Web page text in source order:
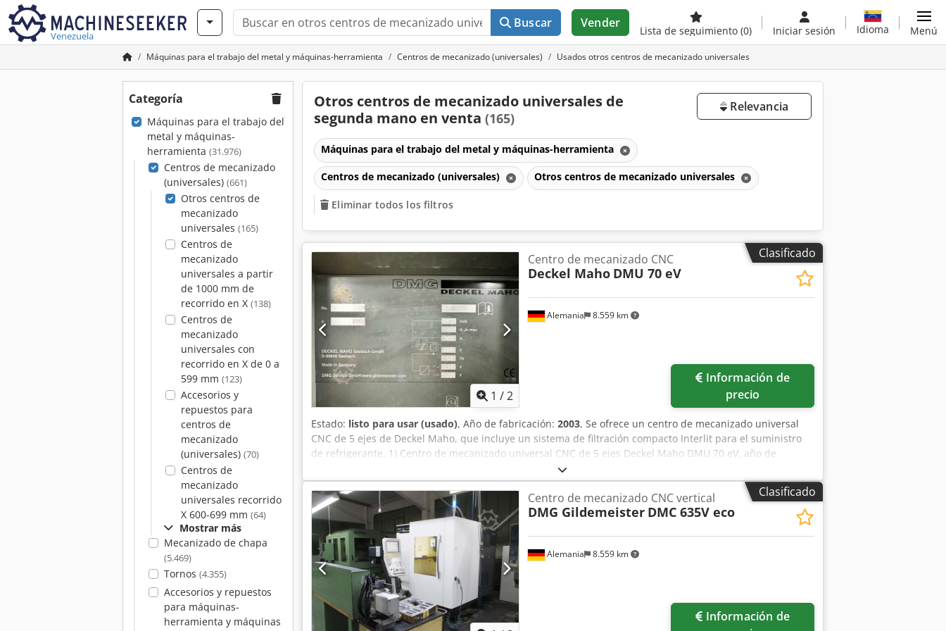
Venezuela
Buscar Vender
Lista de seguimiento (0) Iniciar sesión Idioma Menú
Máquinas para el trabajo del metal y máquinas-herramienta Centros de mecanizado (universales) Usados otros centros de mecanizado universales
Categoría
Máquinas para el trabajo del
metal y máquinas-
herramienta (31.976)
Centros de mecanizado
(universales) (661)
Otros centros de
mecanizado
universales (165)
Centros de
mecanizado
universales a partir
de 1000 mm de
recorrido en X (138)
Centros de
mecanizado
universales con
recorrido en X de 0 a
599 mm (123)
Accesorios y
repuestos para
centros de
mecanizado
(universales) (70)
Centros de
mecanizado
universales recorrido
X 600-699 mm (64)
Mostrar más
Mecanizado de chapa
(5.469)
Tornos (4.355)
Accesorios y repuestos
para máquinas-
herramienta y máquinas
Otros centros de mecanizado universales de
segunda mano en venta (165)
Relevancia
Máquinas para el trabajo del metal y máquinas-herramienta
Centros de mecanizado (universales) Otros centros de mecanizado universales
Eliminar todos los filtros
Clasificado
Pedir más fotos
1 /2
Alemania 8.559 km
Centro de mecanizado CNC
Deckel Maho DMU 70 eV
precio
Estado: listo para usar (usado), Año de fabricación: 2003, Se ofrece un centro de mecanizado universal
CNC de 5 ejes de Deckel Maho, que incluye un sistema de filtración compacto Interlit para el suministro
de refrigerante. 1) Centro de mecanizado universal CNC de 5 ejes Deckel Maho DMU 70 eV, año de
fabricación: 2003, recorridos X/Y/Z: 750 mm/600 mm/520 mm, eje B: aproximadamente 180°, eje C: 360°,
avance rápido X/Y/Z: 50 m/min, avance: aproximadamente 20 m/min, velocidad máxima del husillo:
aproximadamente 18 000 rpm, potencia del husillo: aproximadamente 25 kW, potencia nominal máxima:
aproximadamente 35 kW, par del husillo: aproximadamente 87 Nm, sistema de sujeción de herramientas:
SK40, dimensiones de la mesa X/Y: aproximadamente 700 mm/500 mm, carga máxima de la mesa:
aproximadamente 200 kg, almacén de herramientas: 32, peso: aproximadamente 8500 kg. 2) Sistema de
filtración compacto Interlit SUK 200-900, año de fabricación: 2003, número de pedido: 1222-605, superficie
del filtro: 0,2 m², volumen de llenado: 900 l. Se puede organizar una visita previa acuerdo. Dedozrn Iqspfx
Clasificado
Alemania 8.559 km
Centro de mecanizado CNC vertical
DMG Gildemeister DMC 635V eco